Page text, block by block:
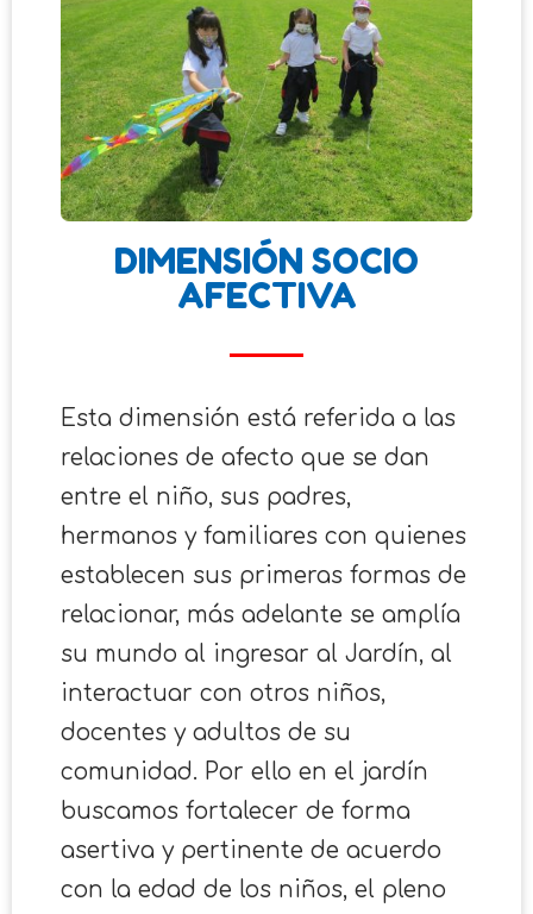
DIMENSIÓN SOCIO
AFECTIVA
Esta dimensión está referida a las
relaciones de afecto que se dan
entre el niño, sus padres,
hermanos y familiares con quienes
establecen sus primeras formas de
relacionar, más adelante se amplía
su mundo al ingresar al Jardín, al
interactuar con otros niños,
docentes y adultos de su
comunidad. Por ello en el jardín
buscamos fortalecer de forma
asertiva y pertinente de acuerdo
con la edad de los niños, el pleno